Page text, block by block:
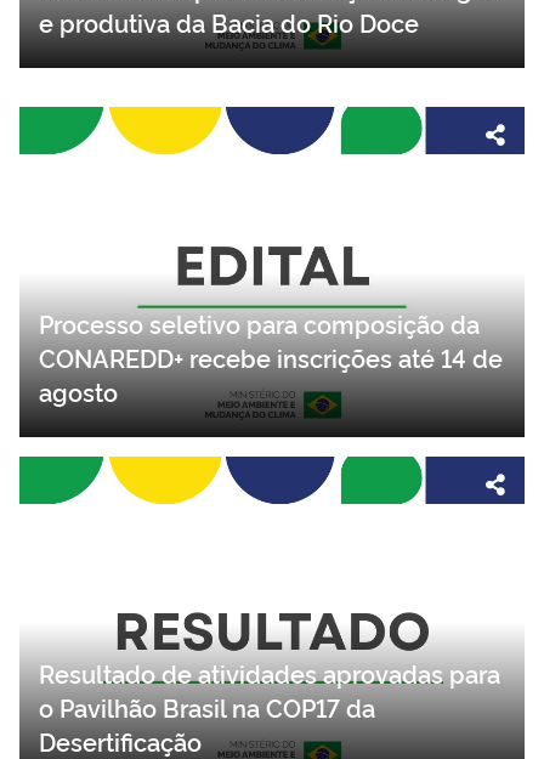
e produtiva da Bacia do Rio Doce
Processo seletivo para composição da
CONAREDD+ recebe inscrições até 14 de
agosto
Resultado de atividades aprovadas para
o Pavilhão Brasil na COP17 da
Desertificação